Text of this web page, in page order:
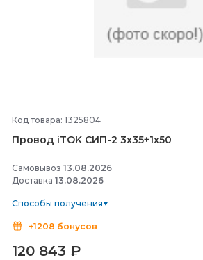
Код товара: 1325804
Провод iTOK СИП-2 3х35+1х50
Самовывоз 13.08.2026
Доставка 13.08.2026
Способы получения
+1208 бонусов
120 843 ₽